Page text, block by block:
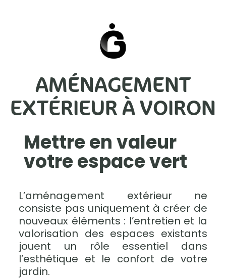
AMÉNAGEMENT
EXTÉRIEUR À VOIRON
Mettre en valeur
votre espace vert
L’aménagement extérieur ne
consiste pas uniquement à créer de
nouveaux éléments : l’entretien et la
valorisation des espaces existants
jouent un rôle essentiel dans
l’esthétique et le confort de votre
jardin.